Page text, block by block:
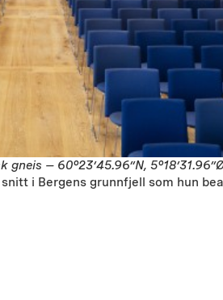
– 60°23’45.96”N,
i Bergens grunnfjell som hun